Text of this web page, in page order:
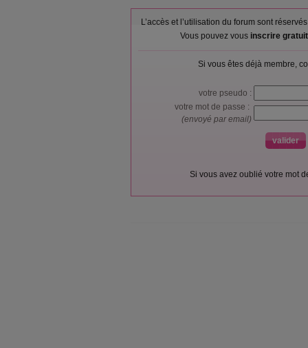
L’accès et l’utilisation du forum sont
Vous pouvez vous inscrire
Si vous êtes déjà membre,
votre pseudo :
votre mot de passe :
(envoyé par email)
Si vous avez oublié votre mot